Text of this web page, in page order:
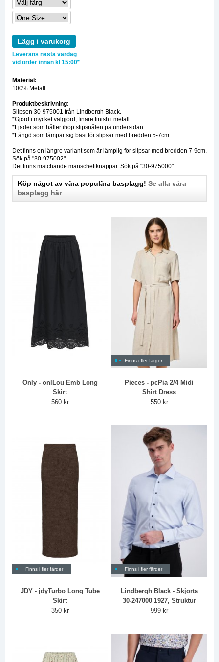
Lägg i varukorg
Leverans nästa vardag
vid order innan kl 15:00*
Material:
100% Metall
Produktbeskrivning:
Slipsen 30-975001 från Lindbergh Black.
*Gjord i mycket välgjord, finare finish i metall.
*Fjäder som håller ihop slipsnålen på undersidan.
*Längd som lämpar sig bäst för slipsar med bredden 5-7cm.
Det finns en längre variant som är lämplig för slipsar med bredden 7-9cm.
Sök på "30-975002".
Det finns matchande manschettknappar. Sök på "30-975000".
Köp något av våra populära basplagg! Se alla våra
basplagg här
Only - onlLou Emb Long
Skirt
560 kr
Finns i fler färger
Pieces - pcPia 2/4 Midi
Shirt Dress
550 kr
Finns i fler färger
JDY - jdyTurbo Long Tube
Skirt
350 kr
Finns i fler färger
Lindbergh Black - Skjorta
30-247000 1927, Struktur
999 kr